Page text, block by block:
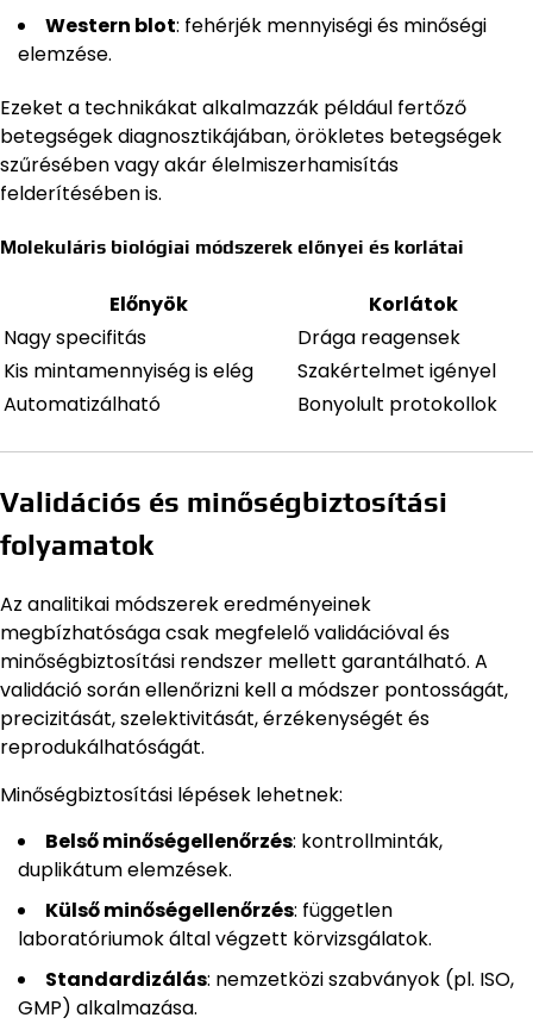
Western blot: fehérjék mennyiségi és minőségi
elemzése.
Ezeket a technikákat alkalmazzák például fertőző
betegségek diagnosztikájában, örökletes betegségek
szűrésében vagy akár élelmiszerhamisítás
felderítésében is.
Molekuláris biológiai módszerek előnyei és korlátai
Előnyök
Korlátok
Nagy specifitás
Drága reagensek
Kis mintamennyiség is elég
Szakértelmet igényel
Automatizálható
Bonyolult protokollok
Validációs és minőségbiztosítási
folyamatok
Az analitikai módszerek eredményeinek
megbízhatósága csak megfelelő validációval és
minőségbiztosítási rendszer mellett garantálható. A
validáció során ellenőrizni kell a módszer pontosságát,
precizitását, szelektivitását, érzékenységét és
reprodukálhatóságát.
Minőségbiztosítási lépések lehetnek:
Belső minőségellenőrzés: kontrollminták,
duplikátum elemzések.
Külső minőségellenőrzés: független
laboratóriumok által végzett körvizsgálatok.
Standardizálás: nemzetközi szabványok (pl. ISO,
GMP) alkalmazása.